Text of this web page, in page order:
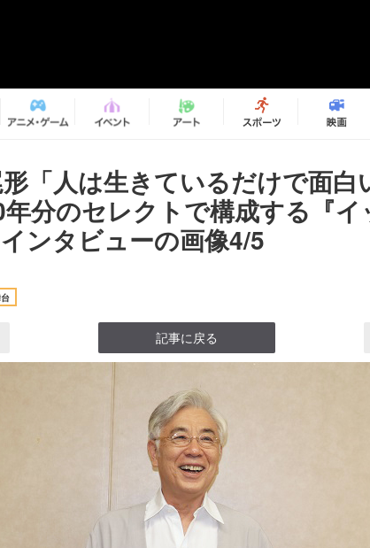
「人は生きているだけで面白
分のセレクトで構成する『
ンタビューの画像4/5
記事に戻る